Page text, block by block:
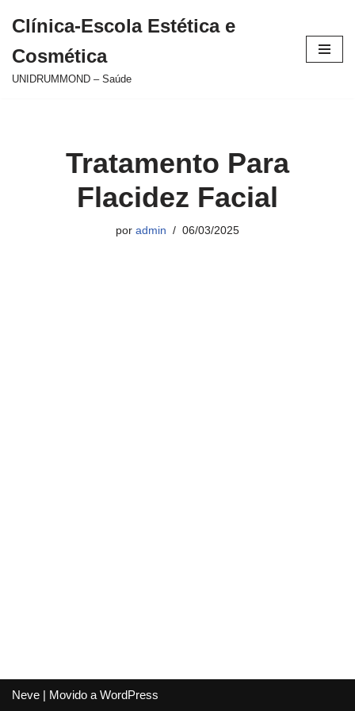
para
o
Clínica-Escola Estética e
Cosmética
UNIDRUMMOND – Saúde
Tratamento Para
Flacidez Facial
por admin 06/03/2025
Neve | Movido a WordPress